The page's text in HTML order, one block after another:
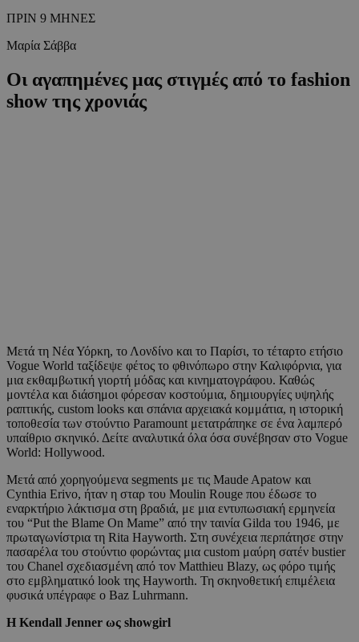
ΠΡΙΝ 9 ΜΗΝΕΣ
Μαρία Σάββα
Οι αγαπημένες μας στιγμές από το fashion
show της χρονιάς
Μετά τη Νέα Υόρκη, το Λονδίνο και το Παρίσι, το τέταρτο ετήσιο
Vogue World ταξίδεψε φέτος το φθινόπωρο στην Καλιφόρνια, για
μια εκθαμβωτική γιορτή μόδας και κινηματογράφου. Καθώς
μοντέλα και διάσημοι φόρεσαν κοστούμια, δημιουργίες υψηλής
ραπτικής, custom looks και σπάνια αρχειακά κομμάτια, η ιστορική
τοποθεσία των στούντιο Paramount μετατράπηκε σε ένα λαμπερό
υπαίθριο σκηνικό. Δείτε αναλυτικά όλα όσα συνέβησαν στο Vogue
World: Hollywood.
Μετά από χορηγούμενα segments με τις Maude Apatow και
Cynthia Erivo, ήταν η σταρ του Moulin Rouge που έδωσε το
εναρκτήριο λάκτισμα στη βραδιά, με μια εντυπωσιακή ερμηνεία
του “Put the Blame On Mame” από την ταινία Gilda του 1946, με
πρωταγωνίστρια τη Rita Hayworth. Στη συνέχεια περπάτησε στην
πασαρέλα του στούντιο φορώντας μια custom μαύρη σατέν bustier
του Chanel σχεδιασμένη από τον Matthieu Blazy, ως φόρο τιμής
στο εμβληματικό look της Hayworth. Τη σκηνοθετική επιμέλεια
φυσικά υπέγραφε ο Baz Luhrmann.
Η Kendall Jenner ως showgirl